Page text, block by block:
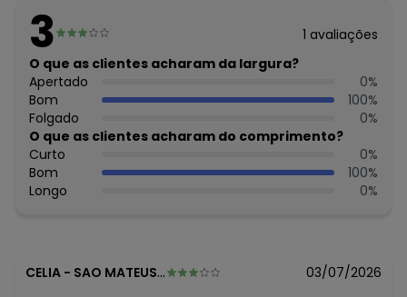
Cuidados para conservação do produto: Lavar à mão.
Não usar alvejante.
Não usar secadora.
Secar na sombra.
Passar temperatura mínima.
Não lavar a seco.
Tecido: Molecotton De Viscose
Composição: Peca Total 3% Elastano 97% Viscose
Histórico de preços
julho/2026 R$ 77,49
3 1 avaliações
O que as clientes acharam da largura?
Apertado
0%
Bom
100%
Folgado
0%
O que as clientes acharam do comprimento?
Curto
0%
Bom
100%
Longo
0%
CELIA - SAO MATEUS DO SUL - PR 03/07/2026